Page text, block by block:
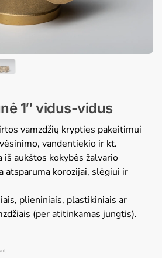
1″ vidus-vidus
vamzdžių krypties pakeitimui
vandentiekio ir kt.
iš aukštos kokybės žalvario
atsparumą korozijai, slėgiui ir
plieniniais, plastikiniais ar
(per atitinkamas jungtis).